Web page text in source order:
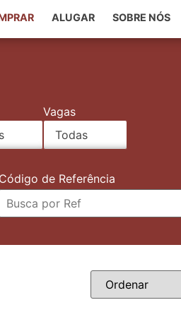
ALUGAR SOBRE NÓS
Vagas
Código de Referência